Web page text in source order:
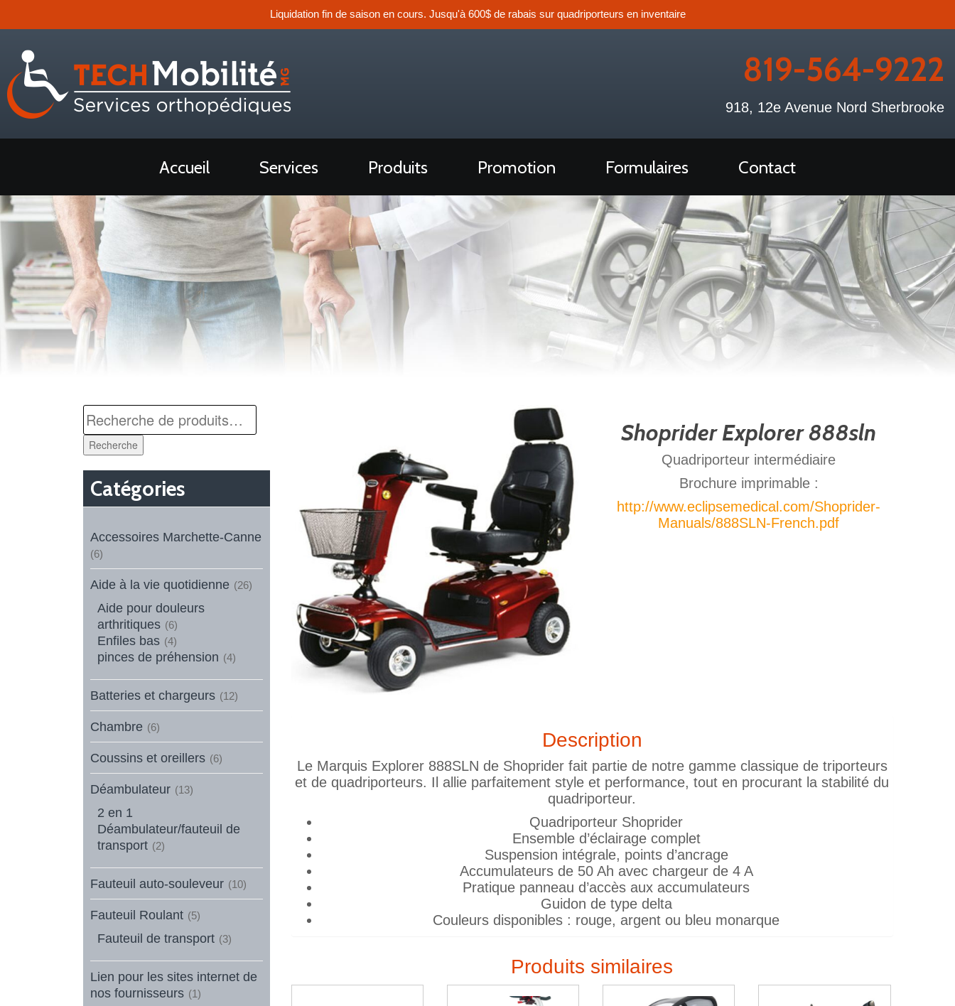
Liquidation fin de saison en cours. Jusqu'à 600$ de rabais sur quadriporteurs en inventaire
819-564-9222
918, 12e Avenue Nord Sherbrooke
Accueil Services Produits Promotion Formulaires Contact
Recherche
Catégories
Accessoires Marchette-Canne
(6)
Aide à la vie quotidienne (26)
Aide pour douleurs
arthritiques (6)
Enfiles bas (4)
pinces de préhension (4)
Batteries et chargeurs (12)
Chambre (6)
Coussins et oreillers (6)
Déambulateur (13)
2 en 1
Déambulateur/fauteuil de
transport (2)
Fauteuil auto-souleveur (10)
Fauteuil Roulant (5)
Fauteuil de transport (3)
Lien pour les sites internet de
nos fournisseurs (1)
Shoprider Explorer 888sln
Quadriporteur intermédiaire
Brochure imprimable :
http://www.eclipsemedical.com/Shoprider-
Manuals/888SLN-French.pdf
Description
Le Marquis Explorer 888SLN de Shoprider fait partie de notre gamme classique de triporteurs
et de quadriporteurs. Il allie parfaitement style et performance, tout en procurant la stabilité du
quadriporteur.
Quadriporteur Shoprider
Ensemble d’éclairage complet
Suspension intégrale, points d’ancrage
Accumulateurs de 50 Ah avec chargeur de 4 A
Pratique panneau d’accès aux accumulateurs
Guidon de type delta
Couleurs disponibles : rouge, argent ou bleu monarque
Produits similaires